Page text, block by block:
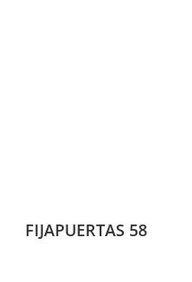
FIJAPUERTAS 58